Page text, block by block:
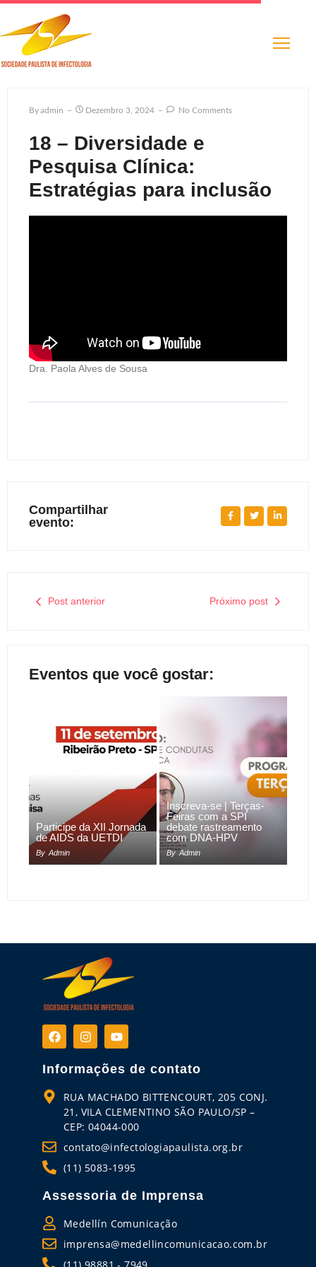
ByAdmin Dezembro 3, 2024 No Comments
18 – Diversidade e
Pesquisa Clínica:
Estratégias para inclusão
Dra. Paola Alves de Sousa
Compartilhar
evento:
Post anterior Próximo post
Eventos que você gostar:
Participe da XII Jornada
de AIDS da UETDI
By Admin
Inscreva-se | Terças-
Feiras com a SPI
debate rastreamento
com DNA-HPV
By Admin
Informações de contato
RUA MACHADO BITTENCOURT, 205 CONJ.
21, VILA CLEMENTINO SÃO PAULO/SP –
CEP: 04044-000
contato@infectologiapaulista.org.br
(11) 5083-1995
Assessoria de Imprensa
Medellín Comunicação
imprensa@medellincomunicacao.com.br